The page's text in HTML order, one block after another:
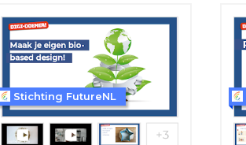
Stichting FutureNL